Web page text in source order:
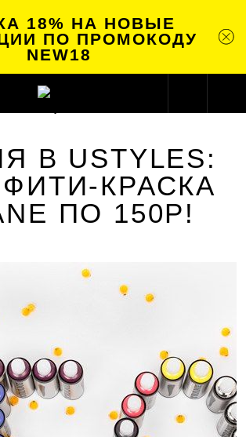
18% НА НОВЫЕ
ПО ПРОМОКОДУ
NEW18
В USTYLES:
КРАСКА
ПО 150Р!